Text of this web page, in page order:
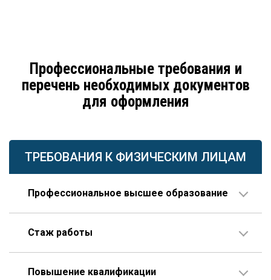
Профессиональные требования и
перечень необходимых документов
для оформления
ТРЕБОВАНИЯ К ФИЗИЧЕСКИМ ЛИЦАМ
Профессиональное высшее образование
проектирования.
Стаж работы
или больше, 3 года из которых – на руководящей
Повышение квалификации